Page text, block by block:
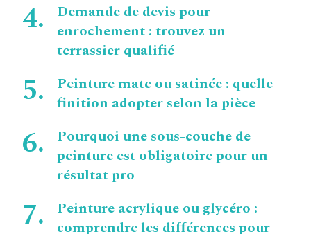
Demande de devis pour
enrochement : trouvez un
terrassier qualifié
Peinture mate ou satinée : quelle
finition adopter selon la pièce
Pourquoi une sous-couche de
peinture est obligatoire pour un
résultat pro
Peinture acrylique ou glycéro :
comprendre les différences pour